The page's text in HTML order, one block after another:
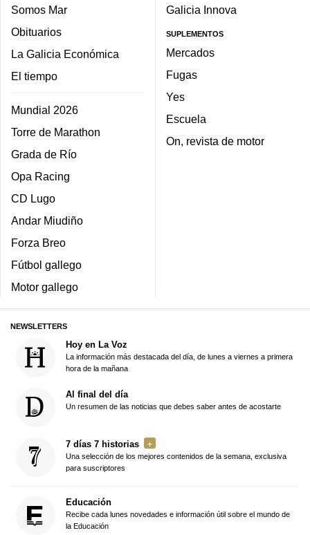
Somos Mar
Obituarios
La Galicia Económica
El tiempo
Mundial 2026
Torre de Marathon
Grada de Río
Opa Racing
CD Lugo
Andar Miudiño
Forza Breo
Fútbol gallego
Motor gallego
Galicia Innova
SUPLEMENTOS
Mercados
Fugas
Yes
Escuela
On, revista de motor
NEWSLETTERS
Hoy en La Voz
La información más destacada del día, de lunes a viernes a primera
hora de la mañana
Al final del día
Un resumen de las noticias que debes saber antes de acostarte
7 días 7 historias
Una selección de los mejores contenidos de la semana, exclusiva
para suscriptores
Educación
Recibe cada lunes novedades e información útil sobre el mundo de
la Educación